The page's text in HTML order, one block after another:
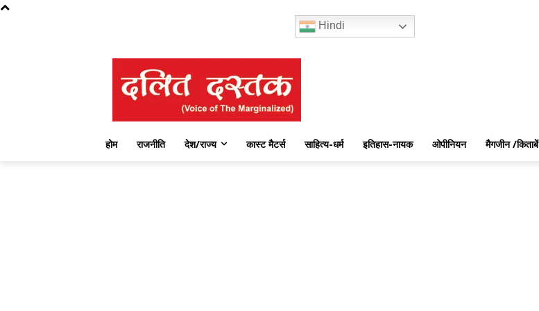
Hindi
होम राजनीति देश/राज्य कास्ट मैटर्स साहित्य-धर्म इतिहास-नायक ओपीनियन मैगजीन /किताबें